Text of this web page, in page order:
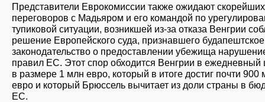
Представители Еврокомиссии также ожидают скорейших
переговоров с Мадьяром и его командой по
тупиковой ситуации, возникшей из-за отказа Венгрии
решение Европейского суда, признавшего будапештское
законодательство о предоставлении убежища
правил ЕС. Этот спор обходится Венгрии в
в размере 1 млн евро, который в итоге достиг почти 900
евро и который Брюссель вычитает из доли страны в
ЕС.